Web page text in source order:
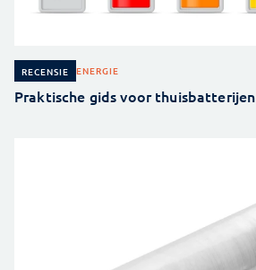
RECENSIE ENERGIE
Praktische gids voor thuisbatterijen